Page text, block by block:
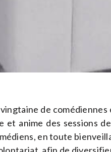
de
et anime des sessions
en toute